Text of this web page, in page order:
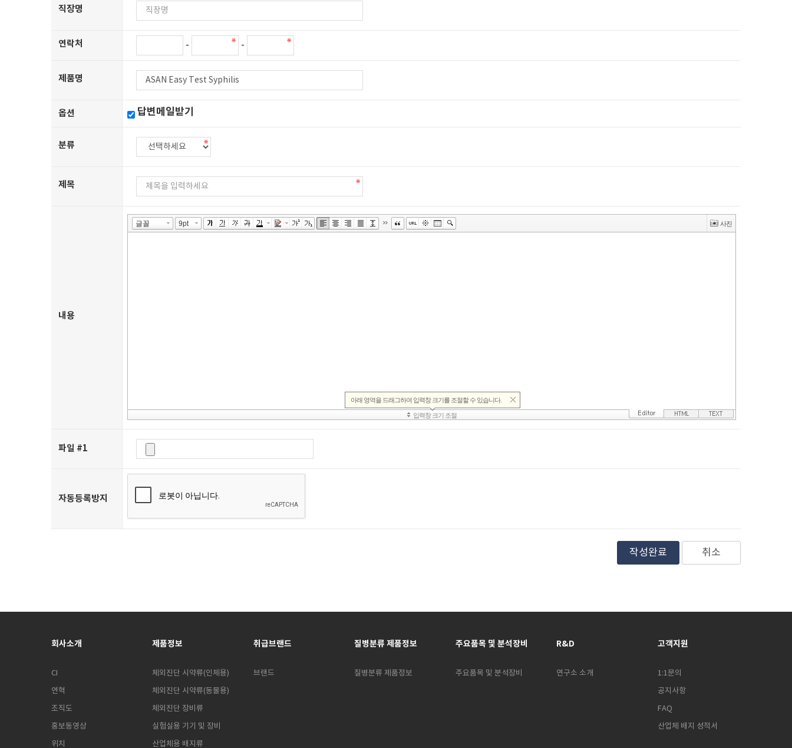
직장명
연락처 - -
제품명
옵션 답변메일받기
분류
제목
내용
파일 #1
자동등록방지
취소
회사소개
CI
연혁
조직도
홍보동영상
위치
제품정보
체외진단 시약류(인체용)
체외진단 시약류(동물용)
체외진단 장비류
실험실용 기기 및 장비
산업체용 배지류
취급브랜드
브랜드
질병분류 제품정보
질병분류 제품정보
주요품목 및 분석장비
주요품목 및 분석장비
R&D
연구소 소개
고객지원
1:1문의
공지사항
FAQ
산업체 배지 성적서